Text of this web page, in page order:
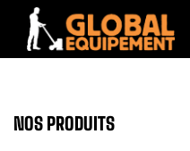
NOS PRODUITS